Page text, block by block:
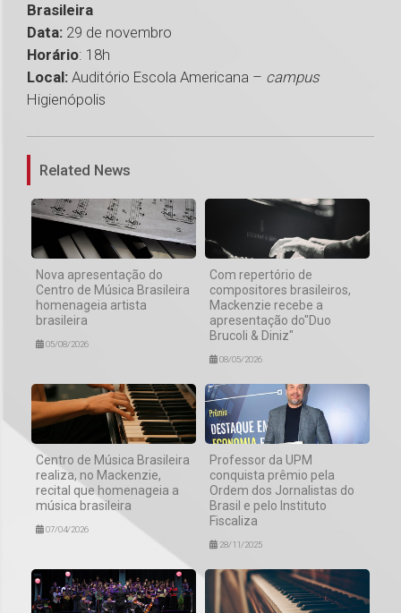
Brasileira
Data: 29 de novembro
Horário: 18h
Local: Auditório Escola Americana – campus
Higienópolis
Related News
Nova apresentação do
Centro de Música Brasileira
homenageia artista
brasileira
05/08/2026
Com repertório de
compositores brasileiros,
Mackenzie recebe a
apresentação do"Duo
Brucoli & Diniz"
08/05/2026
Centro de Música Brasileira
realiza, no Mackenzie,
recital que homenageia a
música brasileira
07/04/2026
Professor da UPM
conquista prêmio pela
Ordem dos Jornalistas do
Brasil e pelo Instituto
Fiscaliza
28/11/2025